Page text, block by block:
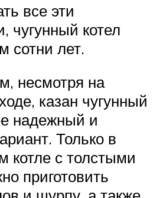
все эти
чугунный котел
сотни лет.
несмотря на
казан чугунный
надежный и
Только в
котле с толстыми
приготовить